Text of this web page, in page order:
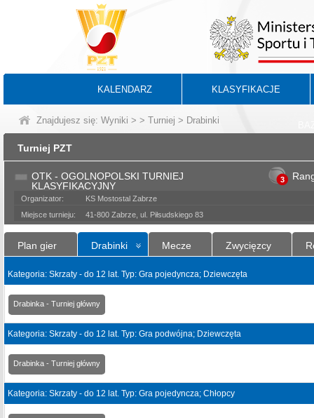
KALENDARZ KLASYFIKACJE
Znajdujesz się: Wyniki > > Turniej > Drabinki
Turniej PZT
OTK - OGOLNOPOLSKI TURNIEJ
KLASYFIKACYJNY
3
Organizator:
KS Mostostal Zabrze
Miejsce turnieju:
41-800 Zabrze, ul. Piłsudskiego 83
Plan gier Drabinki Mecze Zwycięzcy
Kategoria: Skrzaty - do 12 lat. Typ: Gra pojedyncza; Dziewczęta
Drabinka - Turniej główny
Kategoria: Skrzaty - do 12 lat. Typ: Gra podwójna; Dziewczęta
Drabinka - Turniej główny
Kategoria: Skrzaty - do 12 lat. Typ: Gra pojedyncza; Chłopcy